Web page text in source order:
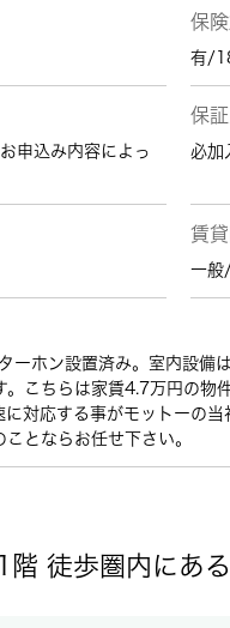
保
有/
申込み内容によっ
保
必加
賃
一般
ーホン設置済み。室内設備
こちらは家賃4.7万円の物
対応する事がモットーの
とならお任せ下さい。
階 徒歩圏内にあ